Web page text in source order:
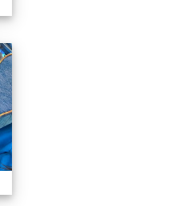
113學生音樂比賽